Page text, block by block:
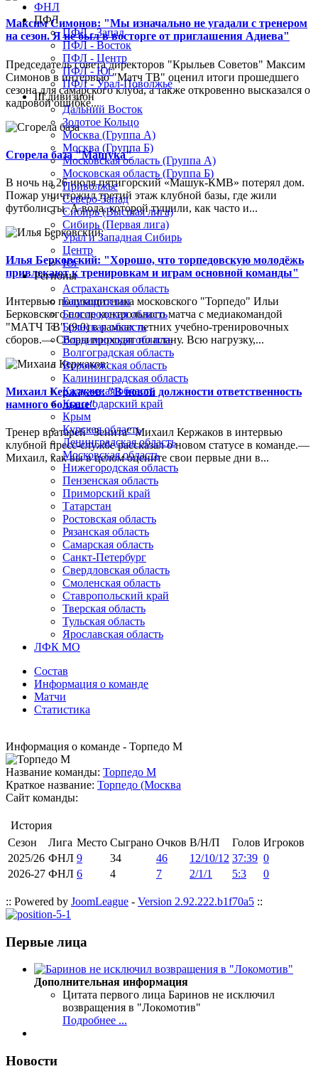
Максим Симонов: "Мы изначально не угадали с тренером
на сезон. Я не был в восторге от приглашения Адиева"
Председатель совета директоров "Крыльев Советов" Максим
Симонов в интервью "Матч ТВ" оценил итоги прошедшего
сезона для самарского клуба, а также откровенно высказался о
кадровой ошибке...
Сгорела база "Машука"
В ночь на 26 июля пятигорский «Машук-КМВ» потерял дом.
Пожар уничтожил третий этаж клубной базы, где жили
футболисты. А вода, которой тушили, как часто и...
Илья Берковский: "Хорошо, что торпедовскую молодёжь
привлекают к тренировкам и играм основной команды"
Интервью полузащитника московского "Торпедо" Ильи
Берковского после контрольного матча с медиакомандой
"МАТЧ ТВ" (9:0) в рамках летних учебно-тренировочных
сборов.— Сборы проходят по плану. Всю нагрузку,...
Михаил Кержаков: "В новой должности ответственность
намного больше"
Тренер вратарей "Зенита" Михаил Кержаков в интервью
клубной пресс-службе рассказал о новом статусе в команде.—
Михаил, как вы в целом оцените свои первые дни в...
ФНЛ
ПФЛ
ПФЛ - Запад
ПФЛ - Восток
ПФЛ - Центр
ПФЛ - Юг
ПФЛ - Урал-Поволжье
III дивизион
Дальний Восток
Золотое Кольцо
Москва (Группа А)
Москва (Группа Б)
Московская область (Группа А)
Московская область (Группа Б)
Приволжье
Северо-Запад
Сибирь (Высшая лига)
Сибирь (Первая лига)
Урал и Западная Сибирь
Центр
Юг
Регионы
Астраханская область
Башкортостан
Белгородская область
Брянская область
Владимирская область
Волгоградская область
Воронежская область
Калининградская область
Калужская область
Краснодарский край
Крым
Курская область
Ленинградская область
Московская область
Нижегородская область
Пензенская область
Приморский край
Татарстан
Ростовская область
Рязанская область
Самарская область
Санкт-Петербург
Свердловская область
Смоленская область
Ставропольский край
Тверская область
Тульская область
Ярославская область
ЛФК МО
Состав
Информация о команде
Матчи
Статистика
Информация о команде - Торпедо М
Название команды: Торпедо М
Краткое название: Торпедо (Москва
Сайт команды:
История
Сезон
Лига Место Сыграно Очков В/Н/П Голов Игроков
2025/26 ФНЛ 9 34 46 12/10/12 37:39 0
2026-27 ФНЛ 6 4 7 2/1/1 5:3 0
:: Powered by JoomLeague - Version 2.92.222.b1f70a5 ::
Первые лица
Дополнительная информация
Цитата первого лица Баринов не исключил
возвращения в "Локомотив"
Подробнее ...
Новости